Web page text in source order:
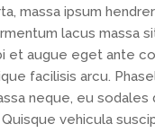
massa ipsum
lacus massa
et augue eget ante
facilisis arcu.
neque, eu sodales
vehicula